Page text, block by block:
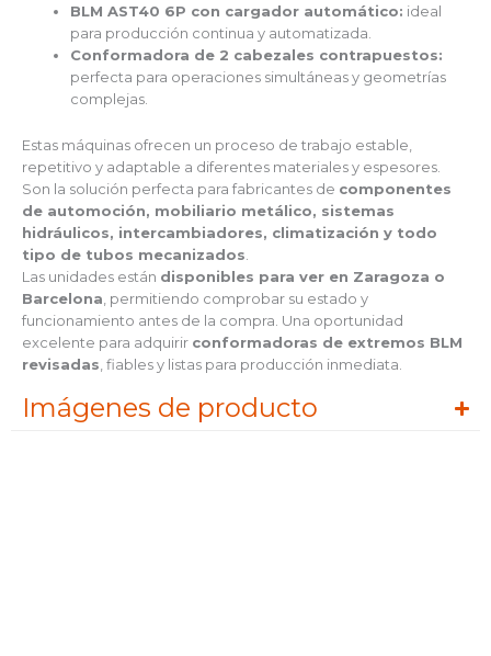
BLM AST40 6P con cargador automático: ideal
para producción continua y automatizada.
Conformadora de 2 cabezales contrapuestos:
perfecta para operaciones simultáneas y geometrías
complejas.
Estas máquinas ofrecen un proceso de trabajo estable,
repetitivo y adaptable a diferentes materiales y espesores.
Son la solución perfecta para fabricantes de componentes
de automoción, mobiliario metálico, sistemas
hidráulicos, intercambiadores, climatización y todo
tipo de tubos mecanizados
Las unidades están disponibles para ver en Zaragoza o
Barcelona , permitiendo comprobar su estado y
funcionamiento antes de la compra. Una oportunidad
excelente para adquirir conformadoras de extremos BLM
revisadas , fiables y listas para producción inmediata.
Imágenes de producto